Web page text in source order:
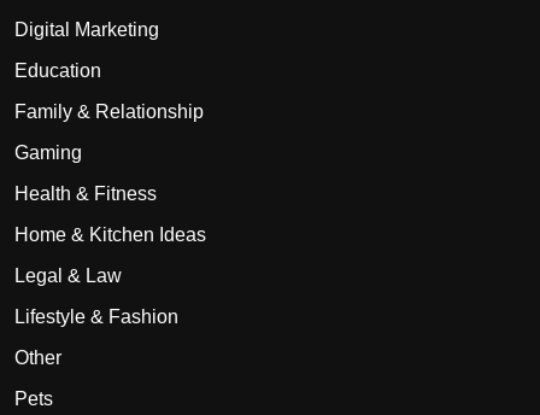
Digital Marketing
Education
Family & Relationship
Gaming
Health & Fitness
Home & Kitchen Ideas
Legal & Law
Lifestyle & Fashion
Other
Pets